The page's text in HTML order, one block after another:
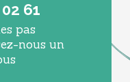
61
pas
nous un